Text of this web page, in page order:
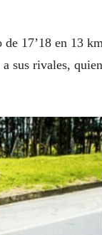
17’18 en 13
sus rivales,